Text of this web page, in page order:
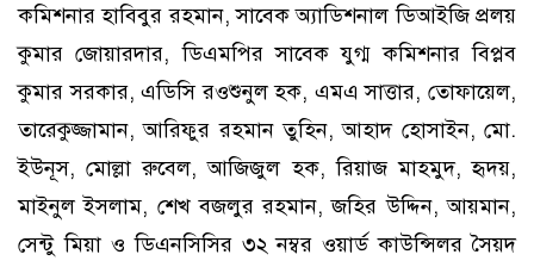
কমিশনার হাবিবুর রহমান, সাবেক অ্যাডিশনাল ডিআইজি প্রলয়
কুমার জোয়ারদার, ডিএমপির সাবেক যুগ্ম কমিশনার বিপ্লব
কুমার সরকার, এডিসি রওশুনুল হক, এমএ সাত্তার, তোফায়েল,
তারেকুজ্জামান, আরিফুর রহমান তুহিন, আহাদ হোসাইন, মো.
ইউনূস, মোল্লা রুবেল, আজিজুল হক, রিয়াজ মাহমুদ, হৃদয়,
মাইনুল ইসলাম, শেখ বজলুর রহমান, জহির উদ্দিন, আয়মান,
সেন্টু মিয়া ও ডিএনসিসির ৩২ নম্বর ওয়ার্ড কাউন্সিলর সৈয়দ